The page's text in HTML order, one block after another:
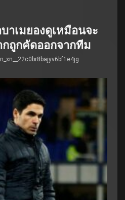
าเมยองดูเหมือนจะ
ถูกคัดออกจากทีม